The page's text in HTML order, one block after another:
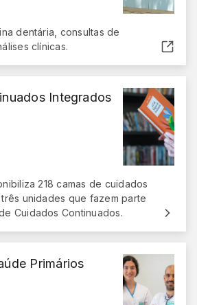
dentária, consultas de
clínicas.
Integrados
218 camas de cuidados
unidades que fazem parte
Cuidados Continuados.
Primários